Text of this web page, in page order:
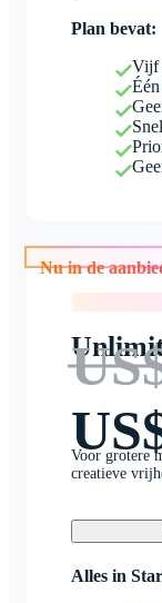
Plan bevat:
Vijf
Nu in de
Voor grotere
creatieve
Alles in